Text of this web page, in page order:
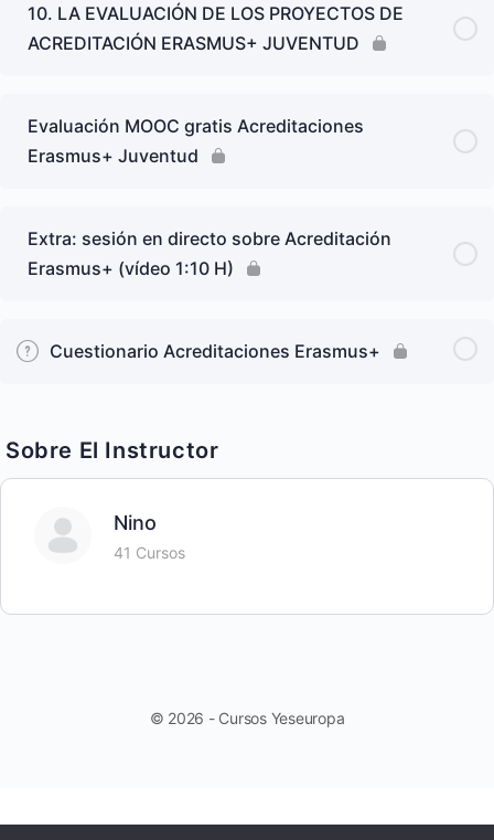
10. LA EVALUACIÓN DE LOS PROYECTOS DE
ACREDITACIÓN ERASMUS+ JUVENTUD
Evaluación MOOC gratis Acreditaciones
Erasmus+ Juventud
Extra: sesión en directo sobre Acreditación
Erasmus+ (vídeo 1:10 H)
Cuestionario Acreditaciones Erasmus+
Sobre El Instructor
Nino
41 Cursos
© 2026 - Cursos Yeseuropa